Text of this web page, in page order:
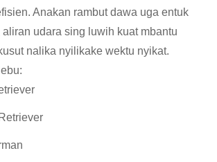
Anakan rambut dawa uga entuk
aliran udara sing luwih kuat mbantu
nalika nyilikake wektu nyikat.